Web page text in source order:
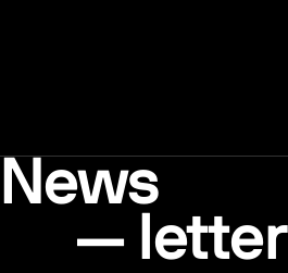
News
letter